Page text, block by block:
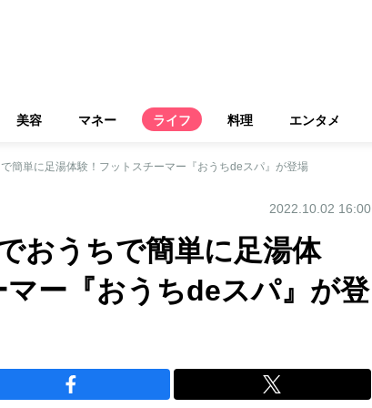
美容 マネー ライフ 料理 エンタメ
簡単に足湯体験！フットスチーマー『おうちdeスパ』が登場
2022.10.02 16:00
おうちで簡単に足湯体
ー『おうちdeスパ』が登